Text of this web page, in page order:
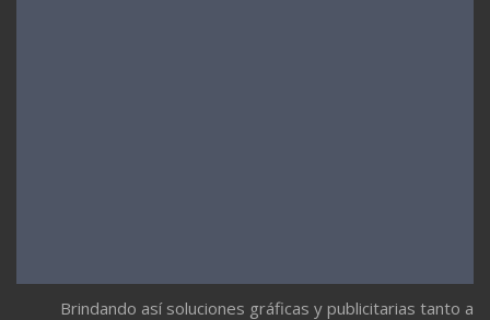
Brindando así soluciones gráficas y publicitarias tanto a